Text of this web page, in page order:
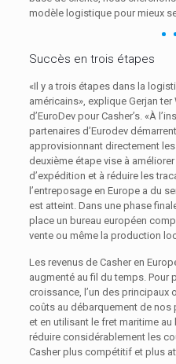
modèle logistique pour mieux
Succès en trois étapes
«Il y a trois étapes dans la
américains», explique Gerjan
d’EuroDev pour Casher’s. «À
partenaires d’Eurodev
approvisionnant directement
deuxième étape vise à
d’expédition et à réduire les
l’entreposage en Europe a du
est atteint. Dans une phase
place un bureau européen
vente ou même la production
Les revenus de Casher en
augmenté au fil du temps. Pour
croissance, l’un des principaux
coûts au débarquement de nos
et en utilisant le fret maritime
réduire considérablement les
Casher plus compétitif et plus